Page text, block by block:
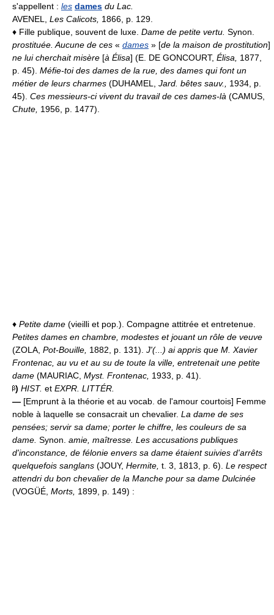
s'appellent : les dames du Lac.
AVENEL, Les Calicots, 1866, p. 129.
♦ Fille publique, souvent de luxe. Dame de petite vertu. Synon.
prostituée. Aucune de ces « dames » [de la maison de prostitution]
ne lui cherchait misère [à Élisa] (E. DE GONCOURT, Élisa, 1877,
p. 45). Méfie-toi des dames de la rue, des dames qui font un
métier de leurs charmes (DUHAMEL, Jard. bêtes sauv., 1934, p.
45). Ces messieurs-ci vivent du travail de ces dames-là (CAMUS,
Chute, 1956, p. 1477).
♦ Petite dame (vieilli et pop.). Compagne attitrée et entretenue.
Petites dames en chambre, modestes et jouant un rôle de veuve
(ZOLA, Pot-Bouille, 1882, p. 131). J'(...) ai appris que M. Xavier
Frontenac, au vu et au su de toute la ville, entretenait une petite
dame (MAURIAC, Myst. Frontenac, 1933, p. 41).
) HIST. et EXPR. LITTÉR.
— [Emprunt à la théorie et au vocab. de l'amour courtois] Femme
noble à laquelle se consacrait un chevalier. La dame de ses
pensées; servir sa dame; porter le chiffre, les couleurs de sa
dame. Synon. amie, maîtresse. Les accusations publiques
d'inconstance, de félonie envers sa dame étaient suivies d'arrêts
quelquefois sanglans (JOUY, Hermite, t. 3, 1813, p. 6). Le respect
attendri du bon chevalier de la Manche pour sa dame Dulcinée
(VOGÜÉ, Morts, 1899, p. 149) :